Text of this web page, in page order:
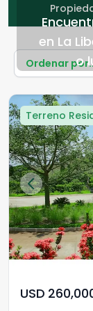
en La
o
Ordenar
Terreno
USD